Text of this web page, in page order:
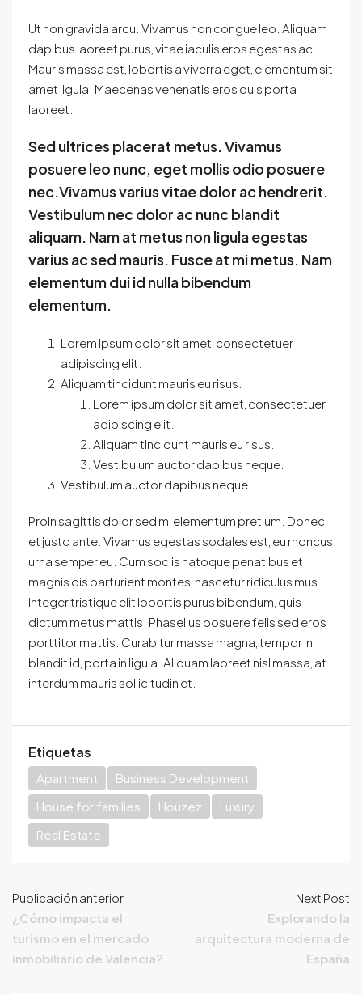
Ut non gravida arcu. Vivamus non congue leo. Aliquam
dapibus laoreet purus, vitae iaculis eros egestas ac.
Mauris massa est, lobortis a viverra eget, elementum sit
amet ligula. Maecenas venenatis eros quis porta
laoreet.
Sed ultrices placerat metus. Vivamus
posuere leo nunc, eget mollis odio posuere
nec.Vivamus varius vitae dolor ac hendrerit.
Vestibulum nec dolor ac nunc blandit
aliquam. Nam at metus non ligula egestas
varius ac sed mauris. Fusce at mi metus. Nam
elementum dui id nulla bibendum
elementum.
Lorem ipsum dolor sit amet, consectetuer
adipiscing elit.
Aliquam tincidunt mauris eu risus.
Lorem ipsum dolor sit amet, consectetuer
adipiscing elit.
Aliquam tincidunt mauris eu risus.
Vestibulum auctor dapibus neque.
Vestibulum auctor dapibus neque.
Proin sagittis dolor sed mi elementum pretium. Donec
et justo ante. Vivamus egestas sodales est, eu rhoncus
urna semper eu. Cum sociis natoque penatibus et
magnis dis parturient montes, nascetur ridiculus mus.
Integer tristique elit lobortis purus bibendum, quis
dictum metus mattis. Phasellus posuere felis sed eros
porttitor mattis. Curabitur massa magna, tempor in
blandit id, porta in ligula. Aliquam laoreet nisl massa, at
interdum mauris sollicitudin et.
Etiquetas
Apartment
Business Development
House for families
Houzez
Luxury
Real Estate
Publicación anterior
¿Cómo impacta el
turismo en el mercado
inmobiliario de Valencia?
Next Post
Explorando la
arquitectura moderna de
España